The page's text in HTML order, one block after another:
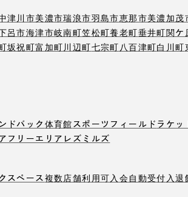
津川市美濃市瑞浪市羽島市恵那市美濃加茂
呂市海津市岐南町笠松町養老町垂井町関ケ
坂祝町富加町川辺町七宗町 八百津町白川町
ドバック 体育館スポーツフィールド ラケッ
フリーエリア レズミルズ
スペース複数店舗利用可入会自動受付 入退